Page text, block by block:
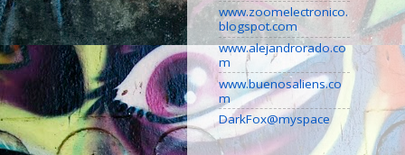
www.zoomelectronico.
blogspot.com
www.alejandrorado.co
m
www.buenosaliens.co
m
DarkFox@myspace